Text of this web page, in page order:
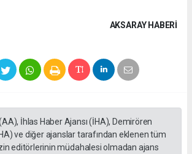
AKSARAY HABERİ
İhlas Haber Ajansı (İHA), Demirören
ve diğer ajanslar tarafından eklenen tüm
editörlerinin müdahalesi olmadan ajans